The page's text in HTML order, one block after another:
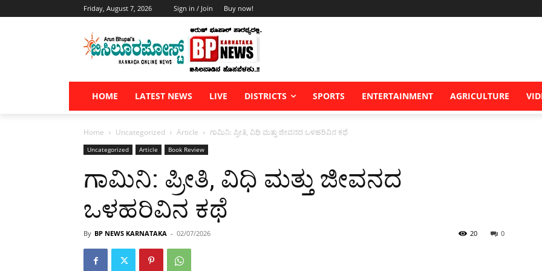
Friday, August 7, 2026 Sign in / Join Buy now!
HOME LATEST NEWS LIVE DISTRICTS SPORTS ENTERTAINMENT AGRICULTURE
Home Uncategorized Article ಗಾಮಿನಿ: ಪ್ರೀತಿ, ವಿಧಿ ಮತ್ತು ಜೀವನದ ಒಳಹರಿವಿನ ಕಥೆ
Uncategorized Article Book Review
ಗಾಮಿನಿ: ಪ್ರೀತಿ, ವಿಧಿ ಮತ್ತು ಜೀವನದ
ಒಳಹರಿವಿನ ಕಥೆ
By BP NEWS KARNATAKA - 02/07/2026 0
20